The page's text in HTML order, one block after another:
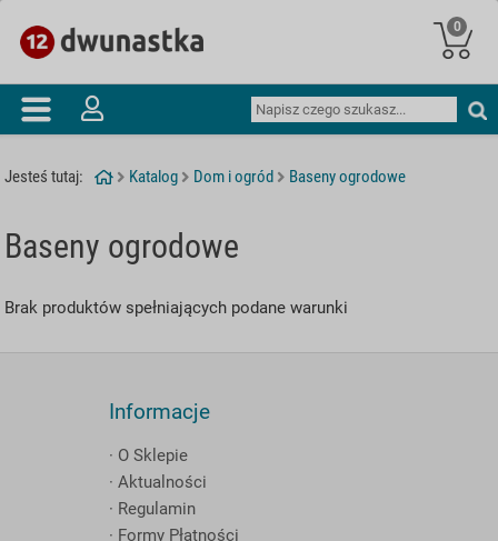
( 0 )
Jesteś tutaj: Katalog Dom i ogród Baseny ogrodowe
Baseny ogrodowe
Brak produktów spełniających podane warunki
Informacje
· O Sklepie
· Aktualności
· Regulamin
· Formy Płatności